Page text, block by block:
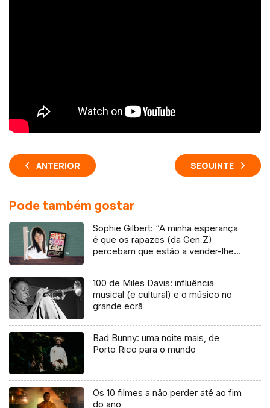
ANTERIOR SEGUINTE
Pode também gostar
Sophie Gilbert: “A minha esperança
é que os rapazes (da Gen Z)
percebam que estão a vender-lhes
100 de Miles Davis: influência
musical (e cultural) e o músico no
grande ecrã
Bad Bunny: uma noite mais, de
Porto Rico para o mundo
Os 10 filmes a não perder até ao fim
do ano